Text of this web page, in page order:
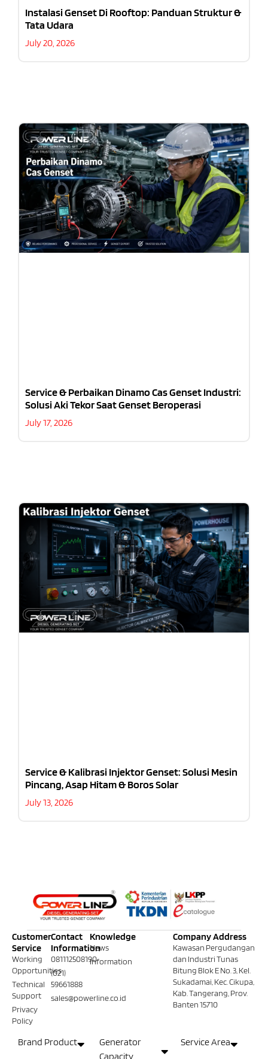
Instalasi Genset Di Rooftop: Panduan Struktur &
Tata Udara
July 20, 2026
Service & Perbaikan Dinamo Cas Genset Industri:
Solusi Aki Tekor Saat Genset Beroperasi
July 17, 2026
Service & Kalibrasi Injektor Genset: Solusi Mesin
Pincang, Asap Hitam & Boros Solar
July 13, 2026
Customer
Service
Working
Opportunities
Technical
Support
Privacy
Policy
Contact
Information
081112508190
(021)
59661888
sales@powerline.co.id
Knowledge
News
Information
Company Address
Kawasan Pergudangan
dan Industri Tunas
Bitung Blok E No. 3, Kel.
Sukadamai, Kec. Cikupa,
Kab. Tangerang, Prov.
Banten 15710
Brand Product
Generator
Capacity
Service Area